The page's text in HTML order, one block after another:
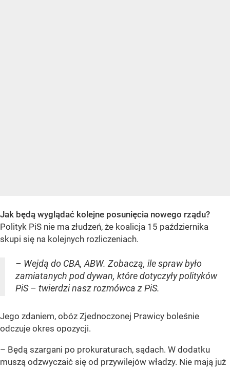
Jak będą wyglądać kolejne posunięcia nowego rządu?
Polityk PiS nie ma złudzeń, że koalicja 15 października
skupi się na kolejnych rozliczeniach.
– Wejdą do CBA, ABW. Zobaczą, ile spraw było
zamiatanych pod dywan, które dotyczyły polityków
PiS – twierdzi nasz rozmówca z PiS.
Jego zdaniem, obóz Zjednoczonej Prawicy boleśnie
odczuje okres opozycji.
– Będą szargani po prokuraturach, sądach. W dodatku
muszą odzwyczaić się od przywilejów władzy. Nie mają już